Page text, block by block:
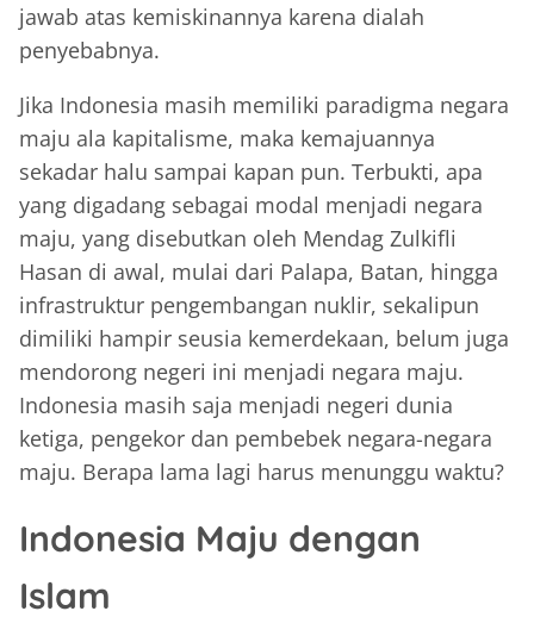
jawab atas kemiskinannya karena dialah
penyebabnya.
Jika Indonesia masih memiliki paradigma negara
maju ala kapitalisme, maka kemajuannya
sekadar halu sampai kapan pun. Terbukti, apa
yang digadang sebagai modal menjadi negara
maju, yang disebutkan oleh Mendag Zulkifli
Hasan di awal, mulai dari Palapa, Batan, hingga
infrastruktur pengembangan nuklir, sekalipun
dimiliki hampir seusia kemerdekaan, belum juga
mendorong negeri ini menjadi negara maju.
Indonesia masih saja menjadi negeri dunia
ketiga, pengekor dan pembebek negara-negara
maju. Berapa lama lagi harus menunggu waktu?
Indonesia Maju dengan
Islam